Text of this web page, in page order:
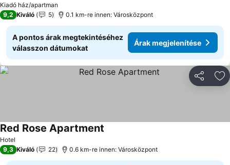
Kiadó ház/apartman
9,2 Kiváló 5 0.1 km-re innen: Városközpont
A pontos árak megtekintéséhez
válasszon dátumokat
Árak megjelenítése
Hotel
Red Rose Apartment
9,3 Kiváló 22 0.6 km-re innen: Városközpont